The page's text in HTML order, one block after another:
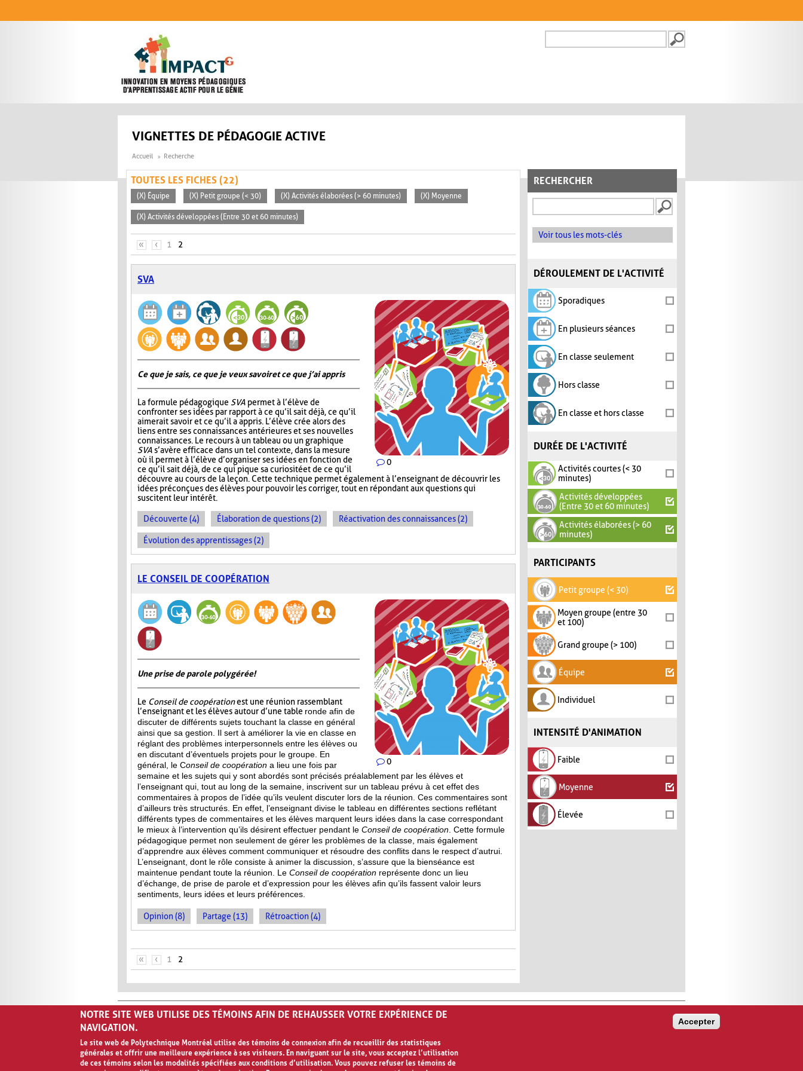
FORMULAIRE DE
VIGNETTES DE PÉDAGOGIE ACTIVE
Accueil Recherche
RECHERCHER
Voir tous les mots-clés
DÉROULEMENT DE L'ACTIVITÉ
Sporadiques
En plusieurs séances
En classe seulement
Hors classe
En classe et hors classe
DURÉE DE L'ACTIVITÉ
Activités courtes (< 30
minutes)
Activités développées
(Entre 30 et 60 minutes)
Activités élaborées (> 60
minutes)
PARTICIPANTS
Petit groupe (< 30)
Moyen groupe (entre 30
et 100)
Grand groupe (> 100)
Équipe
Individuel
INTENSITÉ D'ANIMATION
Faible
Moyenne
Élevée
TOUTES LES FICHES (22)
(X) Équipe (X) Petit groupe (< 30) (X) Activités élaborées (> 60 minutes) (X) Moyenne
(X) Activités développées (Entre 30 et 60 minutes)
PAGES
« ‹ 1 2
SVA
0
Ce que je sais, ce que je veux savoir et ce que j’ai appris
La formule pédagogique SVA permet à l’élève de
confronter ses idées par rapport à ce qu’il sait déjà, ce qu’il
aimerait savoir et ce qu’il a appris. L’élève crée alors des
liens entre ses connaissances antérieures et ses nouvelles
connaissances. Le recours à un tableau ou un graphique
SVAs’avère efficace dans un tel contexte, dans la mesure
où il permet à l’élève d’organiser ses idées en fonction de
ce qu’il sait déjà, de ce qui pique sa curiosité et de ce qu’il
découvre au cours de la leçon. Cette technique permet également à l’enseignant de découvrir les
idées préconçues des élèves pour pouvoir les corriger, tout en répondant aux questions qui
suscitent leur intérêt.
Découverte (4) Élaboration de questions (2) Réactivation des connaissances (2)
Évolution des apprentissages (2)
LE CONSEIL DE COOPÉRATION
0
Une prise de parole polygérée!
Le Conseil de coopérationest une réunion rassemblant
l’enseignant et les élèves autour d’une table ronde afin de
discuter de différents sujets touchant la classe en général
ainsi que sa gestion. Il sert à améliorer la vie en classe en
réglant des problèmes interpersonnels entre les élèves ou
en discutant d’éventuels projets pour le groupe. En
général, le Conseil de coopération a lieu une fois par
semaine et les sujets qui y sont abordés sont précisés préalablement par les élèves et
l’enseignant qui, tout au long de la semaine, inscrivent sur un tableau prévu à cet effet des
commentaires à propos de l’idée qu’ils veulent discuter lors de la réunion. Ces commentaires sont
d’ailleurs très structurés. En effet, l’enseignant divise le tableau en différentes sections reflétant
différents types de commentaires et les élèves marquent leurs idées dans la case correspondant
le mieux à l’intervention qu’ils désirent effectuer pendant le Conseil de coopération. Cette formule
pédagogique permet non seulement de gérer les problèmes de la classe, mais également
d’apprendre aux élèves comment communiquer et résoudre des conflits dans le respect d’autrui.
L’enseignant, dont le rôle consiste à animer la discussion, s’assure que la bienséance est
maintenue pendant toute la réunion. Le Conseil de coopération représente donc un lieu
d’échange, de prise de parole et d’expression pour les élèves afin qu’ils fassent valoir leurs
sentiments, leurs idées et leurs préférences.
Opinion (8) Partage (13) Rétroaction (4)
« ‹ 1 2
Avis de confidentialité et conditions d’utilisation
NOTRE SITE WEB UTILISE DES TÉMOINS AFIN DE REHAUSSER VOTRE EXPÉRIENCE DE
NAVIGATION.
Le site web de Polytechnique Montréal utilise des témoins de connexion afin de recueillir des statistiques
générales et offrir une meilleure expérience à ses visiteurs. En naviguant sur le site, vous acceptez l’utilisation
de ces témoins selon les modalités spécifiées aux conditions d’utilisation. Vous pouvez refuser les témoins de
Accepter